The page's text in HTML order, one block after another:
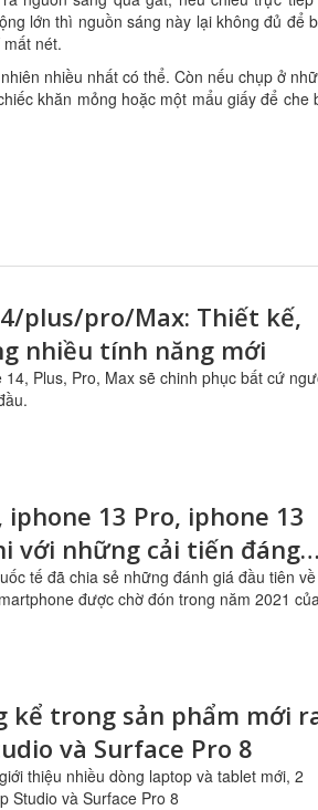
lớn thì nguồn sáng này lại không đủ để
nét.
nhiều nhất có thể. Còn nếu chụp ở
khăn mỏng hoặc một mẩu giấy để che
plus/pro/Max: Thiết kế,
nhiều tính năng mới
Plus, Pro, Max sẽ chinh phục bất cứ
13 Pro, iphone 13
với những cải tiến đáng
ra mắt
tế đã chia sẻ những đánh giá đầu tiên về
được chờ đón trong năm 2021
kể trong sản phẩm mới
và Surface Pro 8
thiệu nhiều dòng laptop và tablet mới, 2
Studio và Surface Pro 8